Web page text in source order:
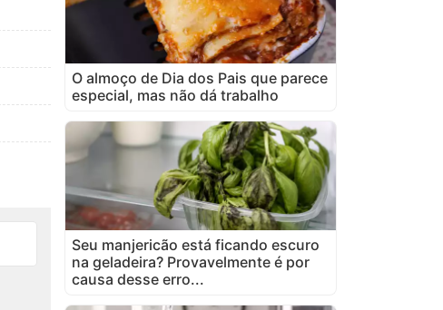
O almoço de Dia dos Pais que parece
especial, mas não dá trabalho
Seu manjericão está ficando escuro
na geladeira? Provavelmente é por
causa desse erro...